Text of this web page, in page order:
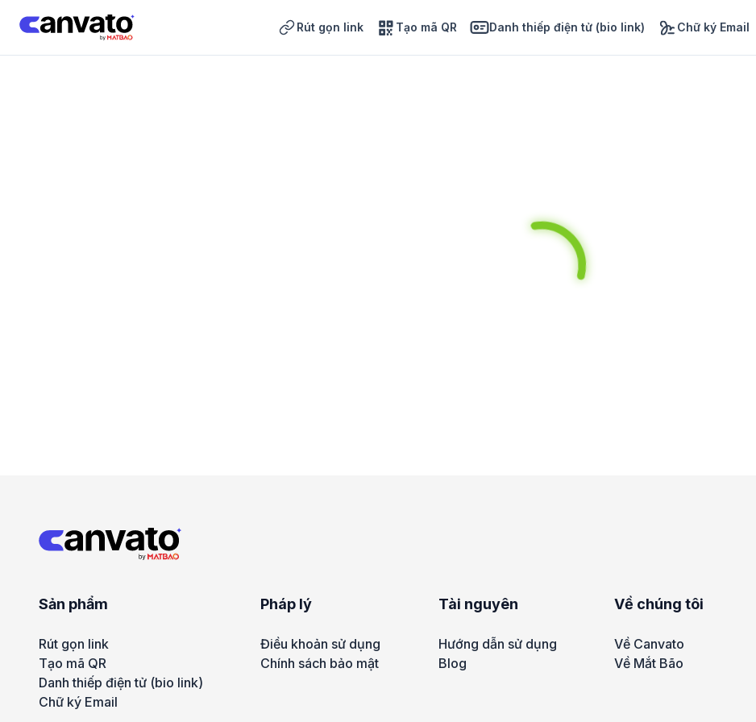
Rút gọn link Tạo mã QR Danh thiếp điện tử (bio link) Chữ ký Email
Sản phẩm
Rút gọn link
Tạo mã QR
Danh thiếp điện tử (bio link)
Chữ ký Email
Pháp lý
Điều khoản sử dụng
Chính sách bảo mật
Tài nguyên
Hướng dẫn sử dụng
Blog
Về chúng tôi
Về Canvato
Về Mắt Bão